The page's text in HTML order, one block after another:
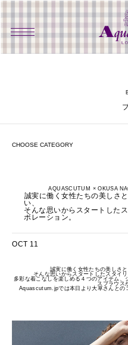
AQUASCUTUM × OKUSA
誠実に働く女性たちの美しさ
い、
そんな思いからスタートした
ボレーション。
OCT 11
誠実に働く女性たちの美しさ
そんな思いからスタートしたスタイ
多彩な着こなしを楽しめる４つのアイテム
スブラウス
Aquascutum.jpでは本日より大草さんとの